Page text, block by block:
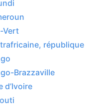
république
Brazzaville